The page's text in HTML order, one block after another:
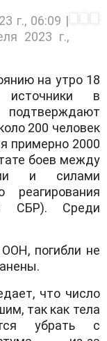
г., 06:09 |
2023 г.,
на утро 18
источники в
200 человек
примерно 2000
боев между
и силами
реагирования
СБР). Среди
погибли не
что число
так как тела
убрать с